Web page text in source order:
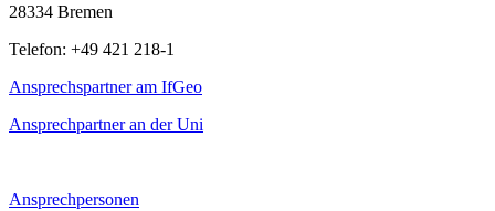
28334 Bremen
Telefon: +49 421 218-1
Ansprechspartner am IfGeo
Ansprechpartner an der Uni
Ansprechpersonen